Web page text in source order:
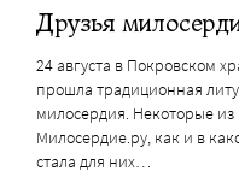
Друзья
24 августа в Покровском
прошла традиционная
милосердия. Некоторые из
Милосердие.ру, как и в
стала для них…